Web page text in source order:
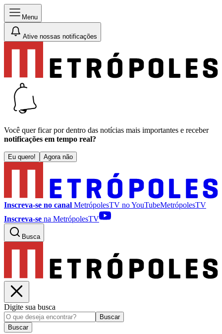
Menu
Ative nossas notificações
Você quer ficar por dentro das notícias mais importantes e receber
notificações em tempo real?
Eu quero! Agora não
Inscreva-se no canal MetrópolesTV noYouTubeMetrópolesTV
Inscreva-se na MetrópolesTV
Busca
Digite sua busca
Buscar
Buscar